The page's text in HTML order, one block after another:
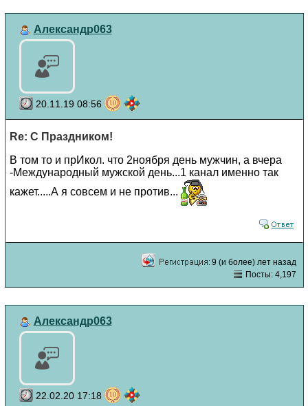
Александр063
20.11.19 08:56
Re: С Праздником!
В том то и прИкол. что 2ноября день мужчин, а вчера
-Международный мужской день...1 канал именно так
кажет.....А я совсем и не против...
9 (и более) лет назад
Посты: 4,197
Александр063
22.02.20 17:18